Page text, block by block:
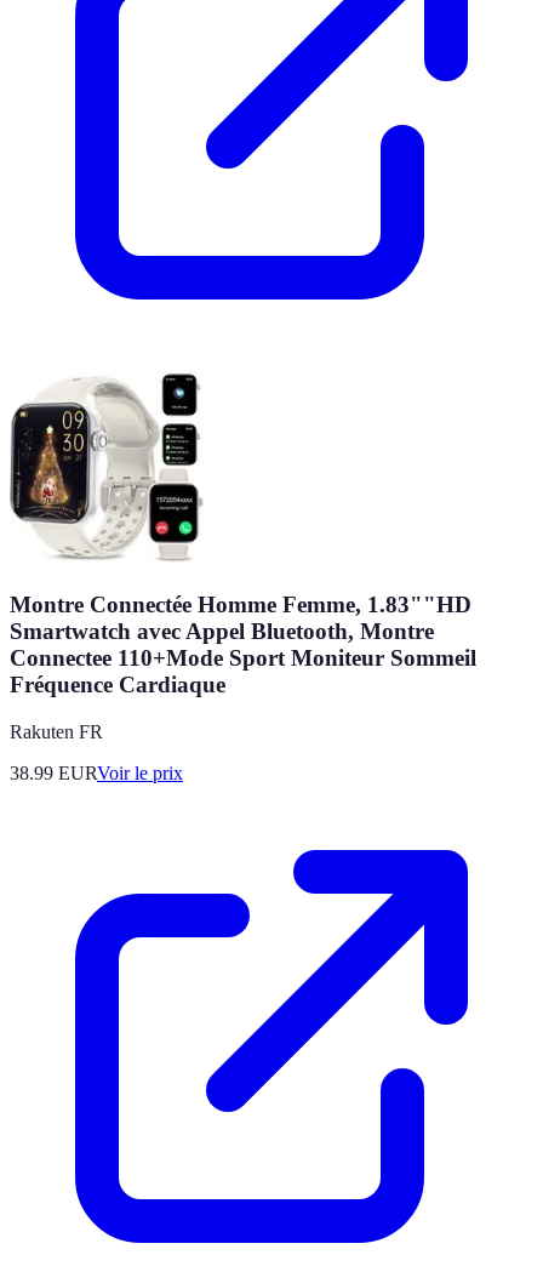
Montre Connectée Homme Femme, 1.83""HD
Smartwatch avec Appel Bluetooth, Montre
Connectee 110+Mode Sport Moniteur Sommeil
Fréquence Cardiaque
Rakuten FR
38.99 EURVoir le prix